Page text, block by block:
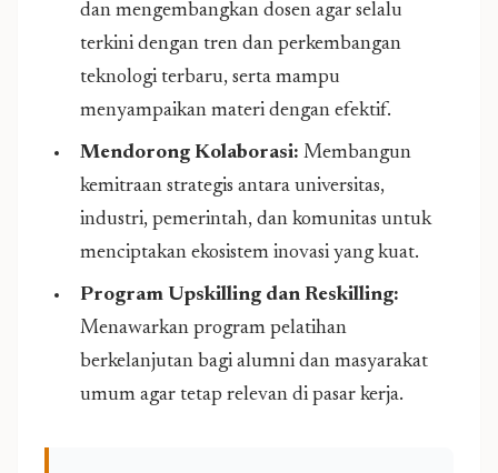
dan mengembangkan dosen agar selalu
terkini dengan tren dan perkembangan
teknologi terbaru, serta mampu
menyampaikan materi dengan efektif.
Mendorong Kolaborasi: Membangun
kemitraan strategis antara universitas,
industri, pemerintah, dan komunitas untuk
menciptakan ekosistem inovasi yang kuat.
Program Upskilling dan Reskilling:
Menawarkan program pelatihan
berkelanjutan bagi alumni dan masyarakat
umum agar tetap relevan di pasar kerja.